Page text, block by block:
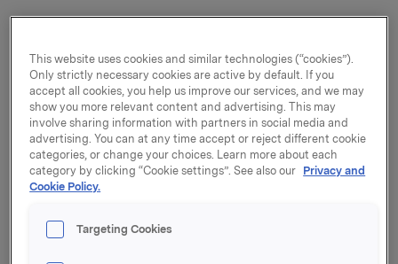
I forbindelse med at Finn Jebsen fra 2. juli overtar
blir konsernets hovedledelse i tillegg til Jebsen og
Halvor Stenstadvold supplert med Roar Engeland og
Dag J. Opedal.
Kjemi og Investeringsområdet vil som før rapportere
til konsernsjefen. Finn Jebsen (51) fortsetter også
som nestleder i styret i Carlsberg Breweries.
This website uses cookies and similar technologies (“cookies”).
Only strictly necessary cookies are active by default. If you
accept all cookies, you help us improve our services, and we may
show you more relevant content and advertising. This may
involve sharing information with partners in social media and
advertising. You can at any time accept or reject different cookie
categories, or change your choices. Learn more about each
category by clicking “Cookie settings”. See also our Privacy and
Cookie Policy.
Targeting Cookies